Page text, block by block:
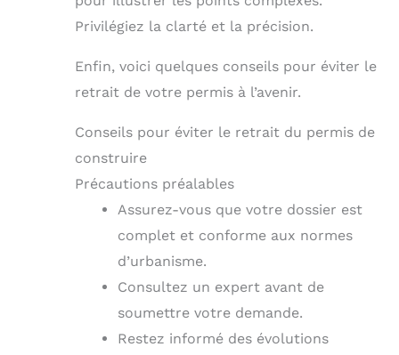
Privilégiez la clarté et la précision.
Enfin, voici quelques conseils pour éviter le
retrait de votre permis à l’avenir.
Conseils pour éviter le retrait du permis de
construire
Précautions préalables
Assurez-vous que votre dossier est
complet et conforme aux normes
d’urbanisme.
Consultez un expert avant de
soumettre votre demande.
Restez informé des évolutions